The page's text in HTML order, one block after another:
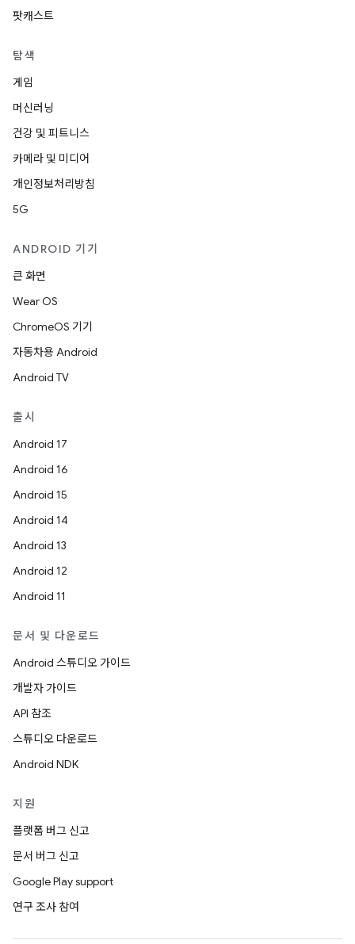
팟캐스트
탐색
게임
머신러닝
건강 및 피트니스
카메라 및 미디어
개인정보처리방침
5G
ANDROID 기기
큰 화면
Wear OS
ChromeOS 기기
자동차용 Android
Android TV
출시
Android 17
Android 16
Android 15
Android 14
Android 13
Android 12
Android 11
문서 및 다운로드
Android 스튜디오 가이드
개발자 가이드
API 참조
스튜디오 다운로드
Android NDK
지원
플랫폼 버그 신고
문서 버그 신고
Google Play support
연구 조사 참여